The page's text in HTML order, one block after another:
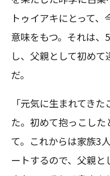
トゥイアキにとって
意味をもつ。それは
し、父親として初め
だ。
「元気に生まれてき
た。初めて抱っこした
て。これからは家族3
ートするので、父親と